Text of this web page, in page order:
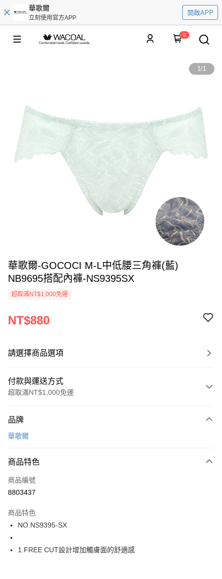
華歌爾
立刻使用官方APP
開啟APP
0
1/1
華歌爾-GOCOCI M-L中低腰三角褲(藍)
NB9695搭配內褲-NS9395SX
超取滿NT$1,000免運
NT$880
請選擇商品選項
付款與運送方式
超取滿NT$1,000免運
信用卡一次付款
LINE Pay
街口支付
運送方式
全家取貨付款
每筆NT$80，滿NT$1,000(含以上)免運費
品牌
華歌爾
商品特色
商品編號
8803437
商品特色
NO.NS9395-SX
1.FREE CUT設計增加觸膚面的舒適感